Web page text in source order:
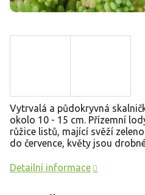
Vytrvalá a půdokryvná
okolo 10 - 15 cm. Přízemní
růžice listů, mající svěží
do července, květy jsou
Detailní informace